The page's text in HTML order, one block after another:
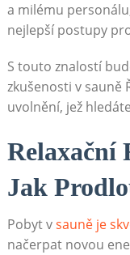
a milému
nejlepší postupy
S touto znalostí
zkušenosti v sauně
uvolnění, jež
Relaxační
Jak
Pobyt vsauně je
načerpat novou